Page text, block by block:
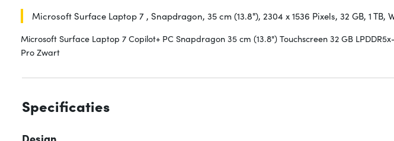
Microsoft Surface Laptop 7 , Snapdragon, 35 cm (13.8"), 2304 x 1536 Pixels, 32 GB, 1 TB,
Microsoft Surface Laptop 7 Copilot+ PC Snapdragon 35 cm (13.8") Touchscreen 32 GB LPDDR5x-
Pro Zwart
Specificaties